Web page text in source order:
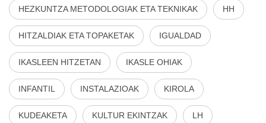
HEZKUNTZA METODOLOGIAK ETA TEKNIKAK HH
HITZALDIAK ETA TOPAKETAK IGUALDAD
IKASLEEN HITZETAN IKASLE OHIAK
INFANTIL INSTALAZIOAK KIROLA
KUDEAKETA KULTUR EKINTZAK LH